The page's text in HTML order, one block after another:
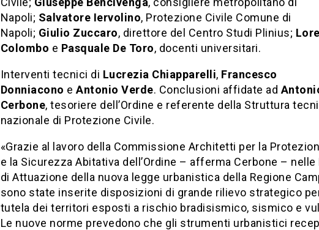
Napoli; Salvatore Iervolino, Protezione Civile Comune di
Napoli; Giulio Zuccaro, direttore del Centro Studi Plinius;
Colombo e Pasquale De Toro, docenti universitari.
Interventi tecnici di Lucrezia Chiapparelli, Francesco
Donniacono e Antonio Verde. Conclusioni affidate ad
Cerbone, tesoriere dell’Ordine e referente della Struttura
nazionale di Protezione Civile.
«Grazie al lavoro della Commissione Architetti per la
e la Sicurezza Abitativa dell’Ordine – afferma Cerbone – nelle
di Attuazione della nuova legge urbanistica della Regione
sono state inserite disposizioni di grande rilievo strategico
tutela dei territori esposti a rischio bradisismico, sismico e
Le nuove norme prevedono che gli strumenti urbanistici